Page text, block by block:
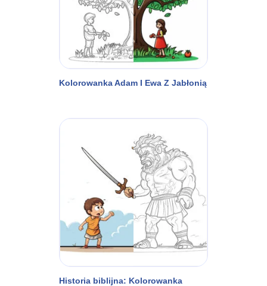
Kolorowanka Adam I Ewa Z Jabłonią
Historia biblijna: Kolorowanka